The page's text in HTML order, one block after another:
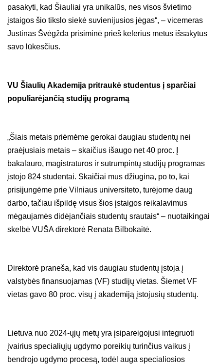
pasakyti, kad Šiauliai yra unikalūs, nes visos švietimo
įstaigos šio tikslo siekė suvienijusios jėgas“, – vicemeras
Justinas Švėgžda prisiminė prieš kelerius metus išsakytus
savo lūkesčius.
VU Šiaulių Akademija pritraukė studentus į sparčiai
populiarėjančią studijų programą
„Šiais metais priėmėme gerokai daugiau studentų nei
praėjusiais metais – skaičius išaugo net 40 proc. Į
bakalauro, magistratūros ir sutrumpintų studijų programas
įstojo 824 studentai. Skaičiai mus džiugina, po to, kai
prisijungėme prie Vilniaus universiteto, turėjome daug
darbo, tačiau išpildę visus šios įstaigos reikalavimus
mėgaujamės didėjančiais studentų srautais“ – nuotaikingai
skelbė VUŠA direktorė Renata Bilbokaitė.
Direktorė praneša, kad vis daugiau studentų įstoja į
valstybės finansuojamas (VF) studijų vietas. Šiemet VF
vietas gavo 80 proc. visų į akademiją įstojusių studentų.
Lietuva nuo 2024-ųjų metų yra įsipareigojusi integruoti
įvairius specialiųjų ugdymo poreikių turinčius vaikus į
bendrojo ugdymo procesą, todėl auga specialiosios